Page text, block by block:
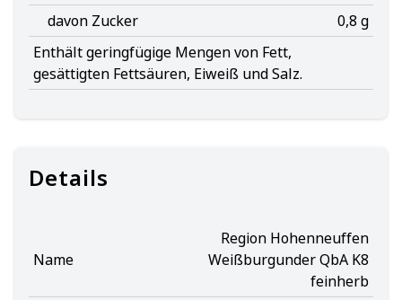
davon Zucker
0,8 g
Enthält geringfügige Mengen von Fett,
gesättigten Fettsäuren, Eiweiß und Salz.
Details
Name
Region Hohenneuffen
Weißburgunder QbA K8
feinherb